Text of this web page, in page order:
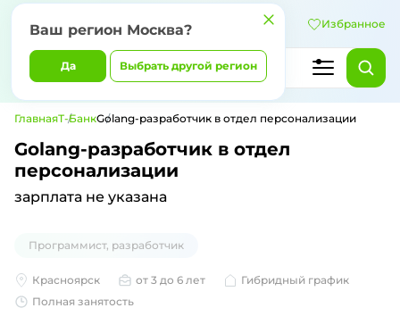
Ваш регион Москва?
Да Выбрать другой регион
Избранное
ГлавнаяТ-БанкGolang-разработчик в отдел персонализации
Golang-разработчик в отдел
персонализации
зарплата не указана
Программист, разработчик
Красноярск от 3 до 6 лет
Гибридный график
Полная занятость